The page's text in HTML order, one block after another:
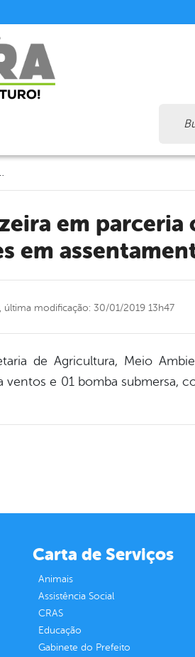
instalações em assentamentos.
em
última modificação: 30/01/2019 13h47
de Agricultura, Meio
e 01 bomba submersa,
Carta de Serviços
Animais
Assistência Social
CRAS
Educação
Gabinete do Prefeito